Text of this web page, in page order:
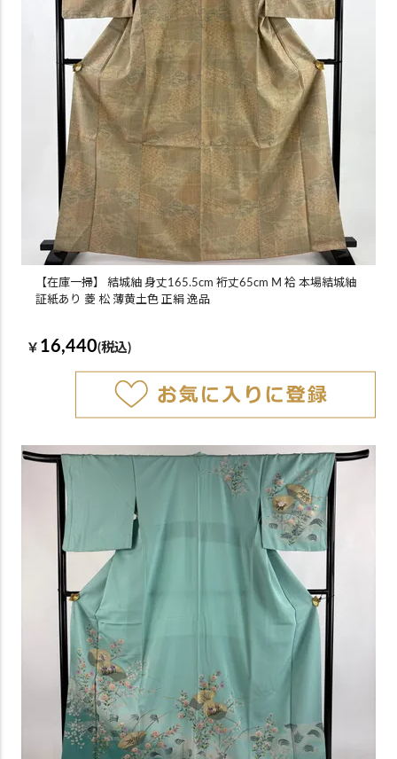
【在庫一掃】 結城紬 身丈165.5cm 裄丈65cm M 袷 本場結城紬
証紙あり 菱 松 薄黄土色 正絹 逸品
￥ 16,440(税込)